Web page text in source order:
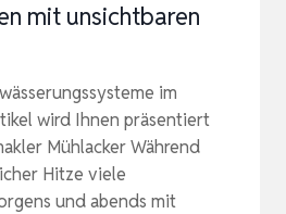
mit unsichtbaren
im
wird Ihnen präsentiert
Mühlacker Während
Hitze viele
und abends mit